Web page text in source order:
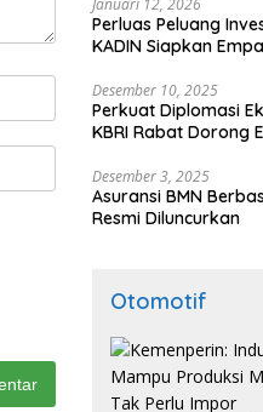
Perluas Peluang
KADIN Siapkan
Desember 10, 2025
Perkuat Diplomasi
KBRI Rabat Dorong
Desember 3, 2025
Asuransi BMN
Resmi Diluncurkan
Otomotif